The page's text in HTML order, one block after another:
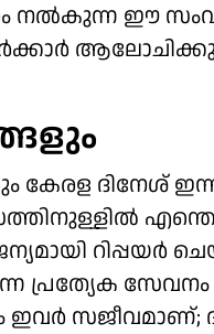
നൽകുന്ന ഈ
കേരള ദിനേശ്
റിപ്പയർ
സേവനം
ഇവർ